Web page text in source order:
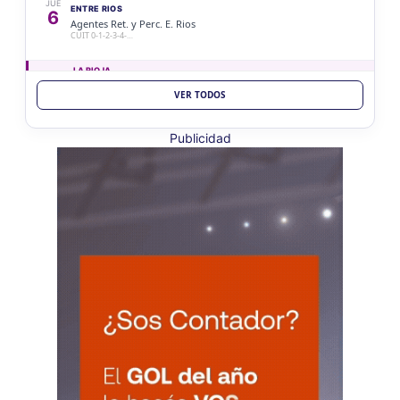
JUE
6 ENTRE RIOS
Agentes Ret. y Perc. E. Rios
CUIT 0-1-2-3-4-…
LA RIOJA
6
CUIT 0-1-2-3-4-…
NACIONAL
7
CUIT 0-1-2-3-4-…
Autonomos
CUIT 7-8-9-…
VER TODOS
Publicidad